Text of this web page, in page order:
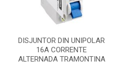
DISJUNTOR DIN UNIPOLAR
16A CORRENTE
ALTERNADA TRAMONTINA